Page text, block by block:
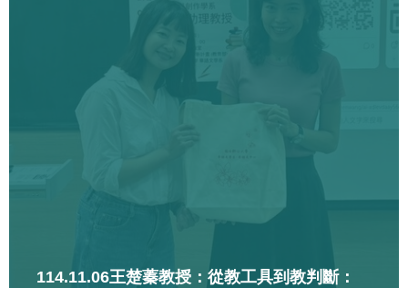
114.11.06王楚蓁教授：從教工具到教判斷：